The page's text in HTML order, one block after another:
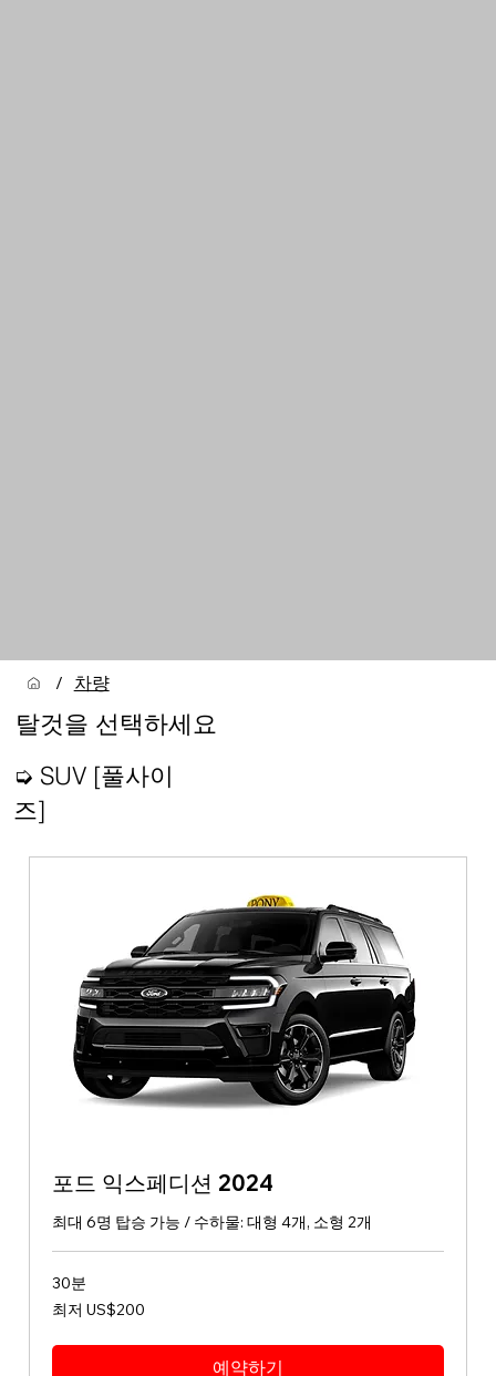
/ 차량
탈것을 선택하세요
➭ SUV [풀사이
즈]
포드 익스페디션 2024
최대 6명 탑승 가능 / 수하물: 대형 4개, 소형 2개
30분
최
저
미
최저 US$200
예약하기